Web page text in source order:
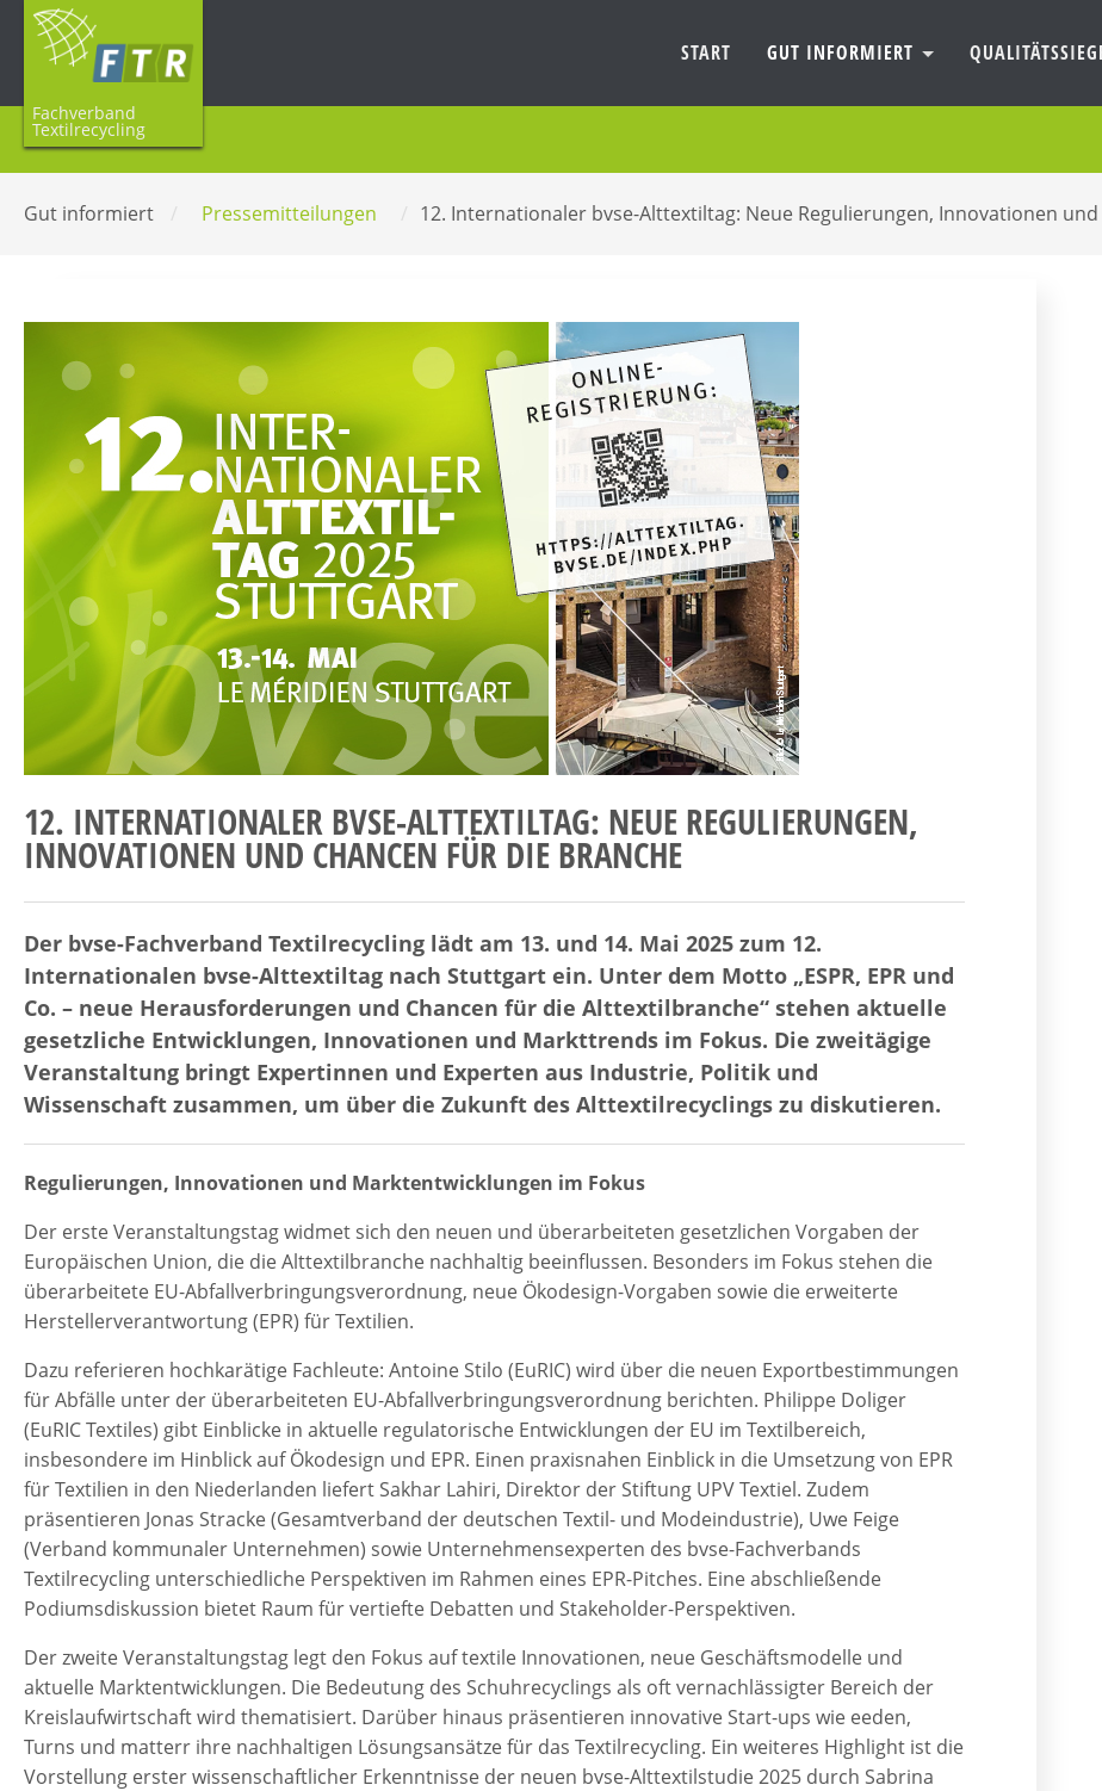
Fachverband
Textilrecycling
START GUT INFORMIERT
Gut informiert / Pressemitteilungen / 12. Internationaler bvse-Alttextiltag: Neue Regulierungen, Innovationen
12. INTERNATIONALER BVSE-ALTTEXTILTAG: NEUE REGULIERUNGEN,
INNOVATIONEN UND CHANCEN FÜR DIE BRANCHE
Der bvse-Fachverband Textilrecycling lädt am 13. und 14. Mai 2025 zum 12.
Internationalen bvse-Alttextiltag nach Stuttgart ein. Unter dem Motto „ESPR, EPR und
Co. – neue Herausforderungen und Chancen für die Alttextilbranche“ stehen aktuelle
gesetzliche Entwicklungen, Innovationen und Markttrends im Fokus. Die zweitägige
Veranstaltung bringt Expertinnen und Experten aus Industrie, Politik und
Wissenschaft zusammen, um über die Zukunft des Alttextilrecyclings zu diskutieren.
Regulierungen, Innovationen und Marktentwicklungen im Fokus
Der erste Veranstaltungstag widmet sich den neuen und überarbeiteten gesetzlichen Vorgaben der
Europäischen Union, die die Alttextilbranche nachhaltig beeinflussen. Besonders im Fokus stehen die
überarbeitete EU-Abfallverbringungsverordnung, neue Ökodesign-Vorgaben sowie die erweiterte
Herstellerverantwortung (EPR) für Textilien.
Dazu referieren hochkarätige Fachleute: Antoine Stilo (EuRIC) wird über die neuen Exportbestimmungen
für Abfälle unter der überarbeiteten EU-Abfallverbringungsverordnung berichten. Philippe Doliger
(EuRIC Textiles) gibt Einblicke in aktuelle regulatorische Entwicklungen der EU im Textilbereich,
insbesondere im Hinblick auf Ökodesign und EPR. Einen praxisnahen Einblick in die Umsetzung von EPR
für Textilien in den Niederlanden liefert Sakhar Lahiri, Direktor der Stiftung UPV Textiel. Zudem
präsentieren Jonas Stracke (Gesamtverband der deutschen Textil- und Modeindustrie), Uwe Feige
(Verband kommunaler Unternehmen) sowie Unternehmensexperten des bvse-Fachverbands
Textilrecycling unterschiedliche Perspektiven im Rahmen eines EPR-Pitches. Eine abschließende
Podiumsdiskussion bietet Raum für vertiefte Debatten und Stakeholder-Perspektiven.
Der zweite Veranstaltungstag legt den Fokus auf textile Innovationen, neue Geschäftsmodelle und
aktuelle Marktentwicklungen. Die Bedeutung des Schuhrecyclings als oft vernachlässigter Bereich der
Kreislaufwirtschaft wird thematisiert. Darüber hinaus präsentieren innovative Start-ups wie eeden,
Turns und matterr ihre nachhaltigen Lösungsansätze für das Textilrecycling. Ein weiteres Highlight ist die
Vorstellung erster wissenschaftlicher Erkenntnisse der neuen bvse-Alttextilstudie 2025 durch Sabrina